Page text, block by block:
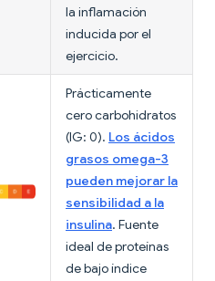
la inflamación
inducida por el
ejercicio.
Prácticamente
cero carbohidratos
(IG: 0). Los ácidos
grasos omega-3
pueden mejorar la
sensibilidad a la
insulina. Fuente
ideal de proteínas
de bajo índice